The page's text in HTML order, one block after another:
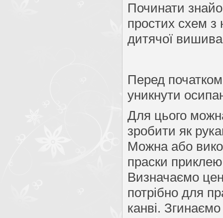
Починати
простих схем з
дитячої
Перед
уникнути
Для цього
зробити як
Можна або
праски
Визначаємо
потрібно для
канві.